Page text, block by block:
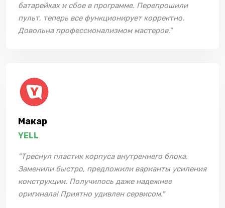
батарейках и сбое в программе. Перепрошили
пульт, теперь все функционирует корректно.
Довольна профессионализмом мастеров."
Макар
YELL
"Треснул пластик корпуса внутреннего блока.
Заменили быстро, предложили варианты усиления
конструкции. Получилось даже надежнее
оригинала! Приятно удивлен сервисом."